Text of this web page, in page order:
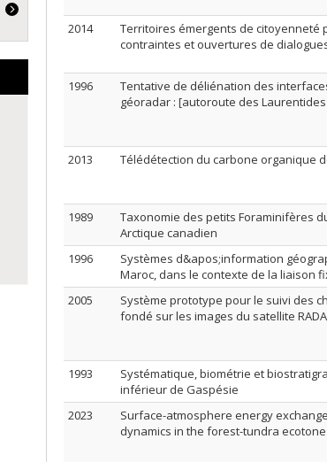
2014
Territoires émergents de citoyenneté
contraintes et ouvertures de
1996
Tentative de déliénation des
géoradar : [autoroute des Laurentides
2013
Télédétection du carbone organique
1989
Taxonomie des petits Foraminifères
Arctique canadien
1996
Systèmes d&apos;information
Maroc, dans le contexte de la liaison
2005
Système prototype pour le suivi des
fondé sur les images du satellite
1993
Systématique, biométrie et
inférieur de Gaspésie
2023
Surface-atmosphere energy
dynamics in the forest-tundra